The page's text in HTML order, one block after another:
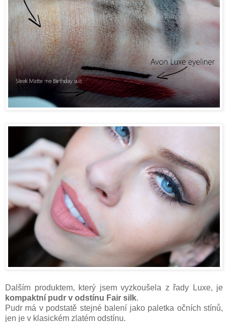
Dalším produktem, který jsem vyzkoušela z řady Luxe, je
kompaktní pudr v odstínu Fair silk.
Pudr má v podstatě stejné balení jako paletka očních stínů,
jen je v klasickém zlatém odstínu.